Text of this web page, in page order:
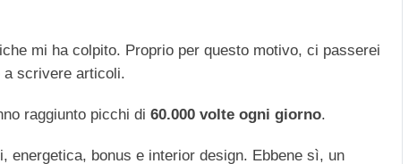
mi ha colpito. Proprio per questo motivo, ci passerei
a scrivere articoli.
raggiunto picchi di 60.000 volte ogni giorno.
bonus e interior design. Ebbene sì, un